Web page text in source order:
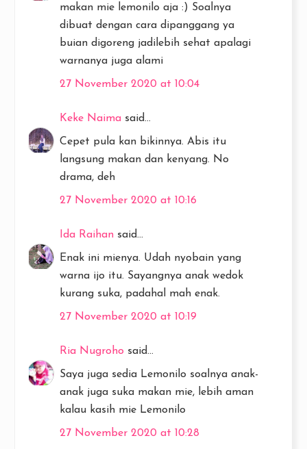
makan mie lemonilo aja :) Soalnya
dibuat dengan cara dipanggang ya
buian digoreng jadilebih sehat apalagi
warnanya juga alami
27 November 2020 at 10:04
Keke Naima said...
Cepet pula kan bikinnya. Abis itu
langsung makan dan kenyang. No
drama, deh
27 November 2020 at 10:16
Ida Raihan said...
Enak ini mienya. Udah nyobain yang
warna ijo itu. Sayangnya anak wedok
kurang suka, padahal mah enak.
27 November 2020 at 10:19
Ria Nugroho said...
Saya juga sedia Lemonilo soalnya anak-
anak juga suka makan mie, lebih aman
kalau kasih mie Lemonilo
27 November 2020 at 10:28